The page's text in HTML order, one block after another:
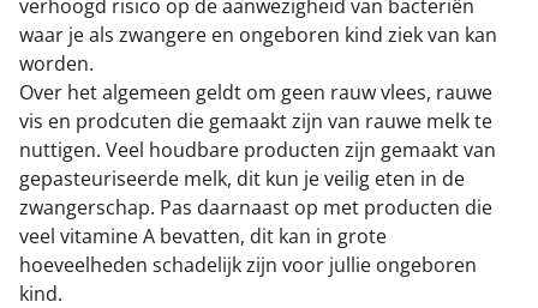
verhoogd risico op de aanwezigheid van bacteriën
waar je als zwangere en ongeboren kind ziek van kan
worden.
Over het algemeen geldt om geen rauw vlees, rauwe
vis en prodcuten die gemaakt zijn van rauwe melk te
nuttigen. Veel houdbare producten zijn gemaakt van
gepasteuriseerde melk, dit kun je veilig eten in de
zwangerschap. Pas daarnaast op met producten die
veel vitamine A bevatten, dit kan in grote
hoeveelheden schadelijk zijn voor jullie ongeboren
kind.